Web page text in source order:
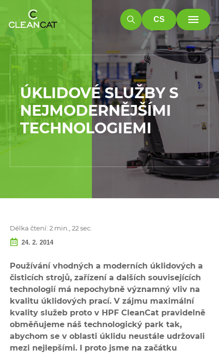
CS
ÚKLIDOVÉ SLUŽBY S
NEJMODERNĚJŠÍMI
TECHNOLOGIEMI
Délka čtení: 2 min., 22 sec.
24. 2. 2014
Používání vhodných a moderních úklidových a
čisticích strojů, zařízení a dalších souvisejících
technologií má nepochybně významný vliv na
kvalitu úklidových prací. V zájmu maximální
kvality služeb proto v HPF CleanCat pravidelně
obměňujeme náš technologický park tak,
abychom se v oblasti úklidu neustále udržovali
mezi nejlepšími. I proto jsme na začátku